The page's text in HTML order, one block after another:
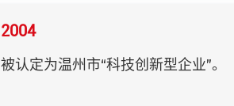
2004
被认定为温州市“科技创新型企业”。